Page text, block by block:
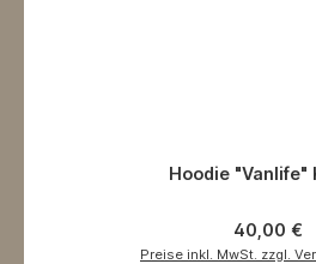
Hoodie "Vanlife"
Regulärer
40,00 €
Preise inkl. MwSt. zzgl.